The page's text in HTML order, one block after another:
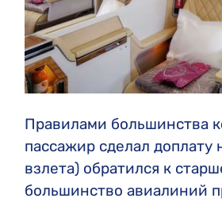
Правилами большинства
пассажир сделал
взлета) обратился к
большинство авиалиний